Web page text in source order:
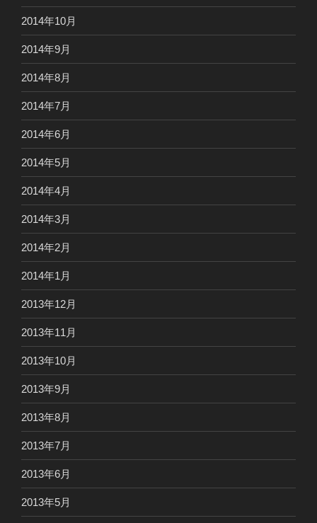
2014年10月
2014年9月
2014年8月
2014年7月
2014年6月
2014年5月
2014年4月
2014年3月
2014年2月
2014年1月
2013年12月
2013年11月
2013年10月
2013年9月
2013年8月
2013年7月
2013年6月
2013年5月